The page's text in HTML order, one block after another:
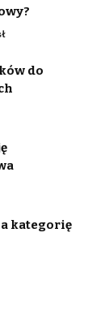
do
kategorię